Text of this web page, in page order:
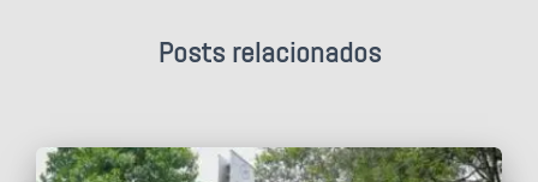
Posts relacionados